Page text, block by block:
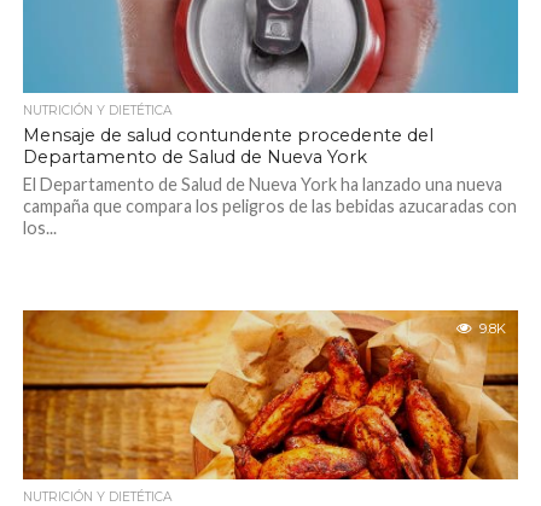
NUTRICIÓN Y DIETÉTICA
Mensaje de salud contundente procedente del
Departamento de Salud de Nueva York
El Departamento de Salud de Nueva York ha lanzado una nueva
campaña que compara los peligros de las bebidas azucaradas con
los...
9.8K
NUTRICIÓN Y DIETÉTICA